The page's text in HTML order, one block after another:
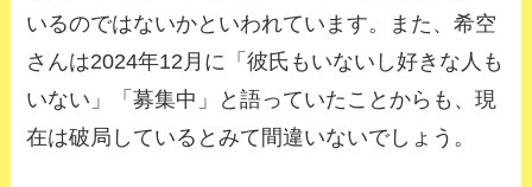
いるのではないかといわれています。また、希空
さんは2024年12月に「彼氏もいないし好きな人も
いない」「募集中」と語っていたことからも、現
在は破局しているとみて間違いないでしょう。